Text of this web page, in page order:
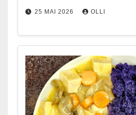
25 MAI 2026 OLLI